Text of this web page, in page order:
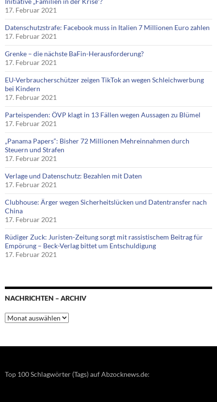
17. Februar 2021
Datenschutzstrafe: Facebook muss in Italien 7 Millionen Euro zahlen
17. Februar 2021
Grenke – die nächste BaFin-Herausforderung?
17. Februar 2021
EU-Verbraucherschützer zeigen TikTok an wegen Schleichwerbung
bei Kindern
17. Februar 2021
Parteispenden: ÖVP klagt in 13 Fällen wegen Aussagen zu Blümel
17. Februar 2021
„Panama Papers“: Bisher 72 Millionen Mehreinnahmen durch
Steuern und Strafen
17. Februar 2021
Verlage und Datenschutz: Bezahlen mit Daten
17. Februar 2021
Clubhouse: Ärger wegen Sicherheitslücken und Datentransfer nach
China
17. Februar 2021
Rüdiger Zuck: Juristen-Zeitung sorgt mit rassistischem Beitrag für
Empörung – Beck-Verlag bittet um Entschuldigung
17. Februar 2021
NACHRICHTEN – ARCHIV
Nachrichten
–
Top 100 Schlagwörter (Tags) auf Abzocknews.de: